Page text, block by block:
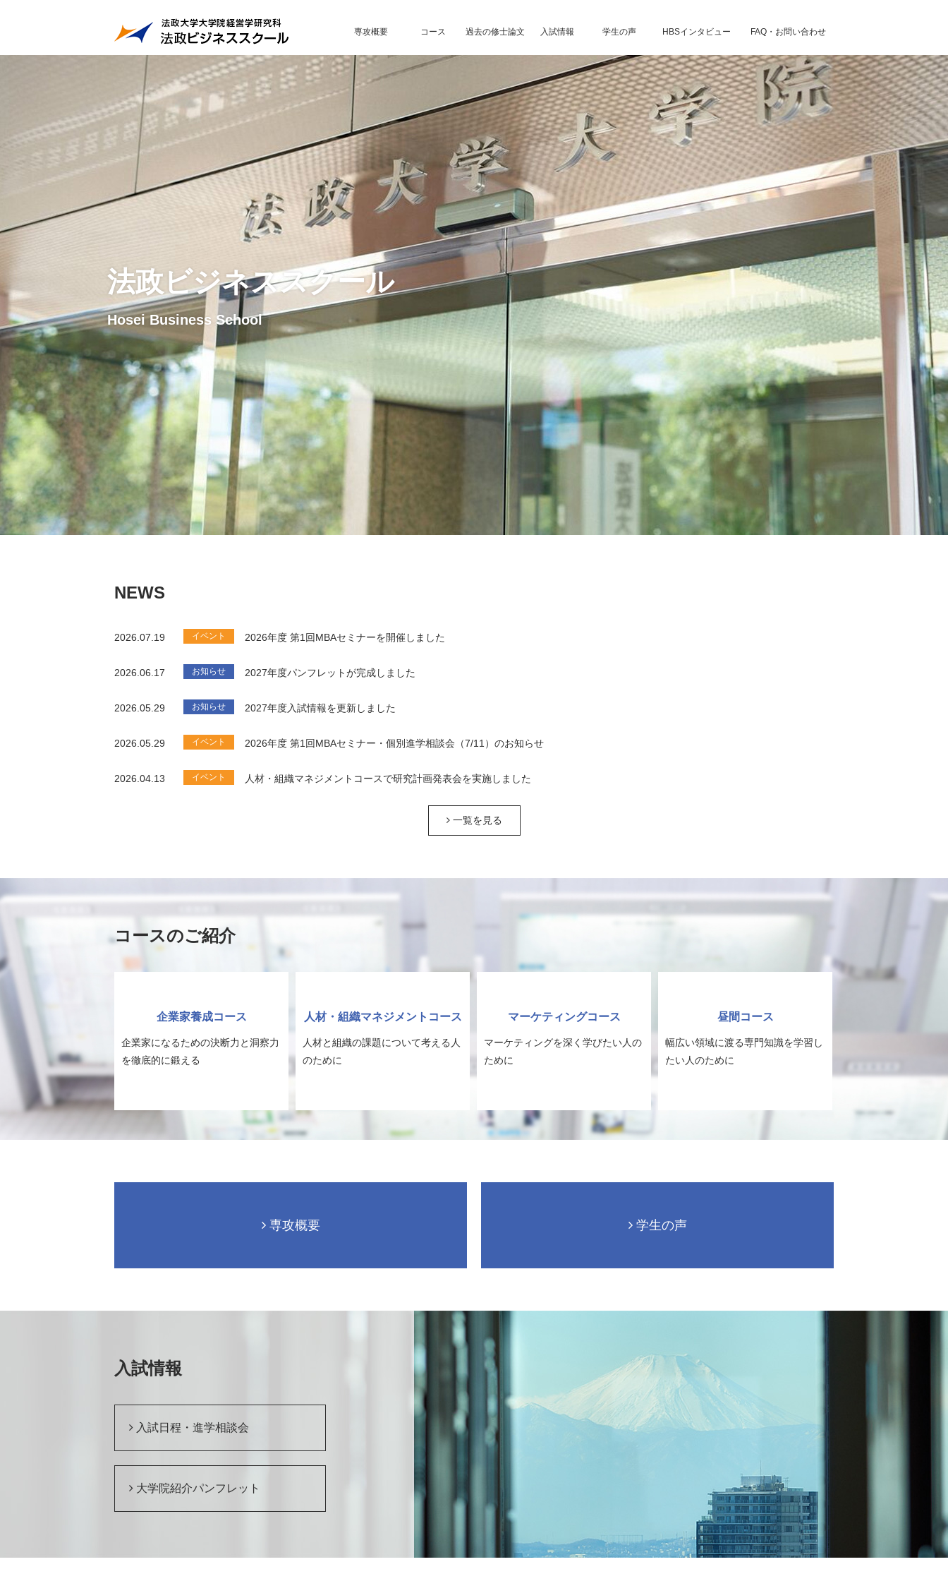
専攻概要 コース 過去の修士論文 入試情報 学生の声 HBSインタビュー FAQ・お問い合わせ
法政ビジネススクール
Hosei Business School
NEWS
2026.07.19 イベント 2026年度 第1回MBAセミナーを開催しました
2026.06.17 お知らせ 2027年度パンフレットが完成しました
2026.05.29 お知らせ 2027年度入試情報を更新しました
2026.05.29 イベント 2026年度 第1回MBAセミナー・個別進学相談会（7/11）のお知らせ
2026.04.13 イベント 人材・組織マネジメントコースで研究計画発表会を実施しました
一覧を見る
コースのご紹介
企業家養成コース
企業家になるための決断力と洞察力
を徹底的に鍛える
人材・組織マネジメントコース
人材と組織の課題について考える人
のために
マーケティングコース
マーケティングを深く学びたい人の
ために
昼間コース
幅広い領域に渡る専門知識を学習し
たい人のために
専攻概要 学生の声
入試情報
入試日程・進学相談会
大学院紹介パンフレット